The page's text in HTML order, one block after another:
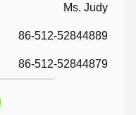
Ms. Judy
86-512-52844889
86-512-52844879